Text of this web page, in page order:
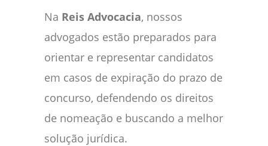
Na Reis Advocacia, nossos
advogados estão preparados para
orientar e representar candidatos
em casos de expiração do prazo de
concurso, defendendo os direitos
de nomeação e buscando a melhor
solução jurídica.